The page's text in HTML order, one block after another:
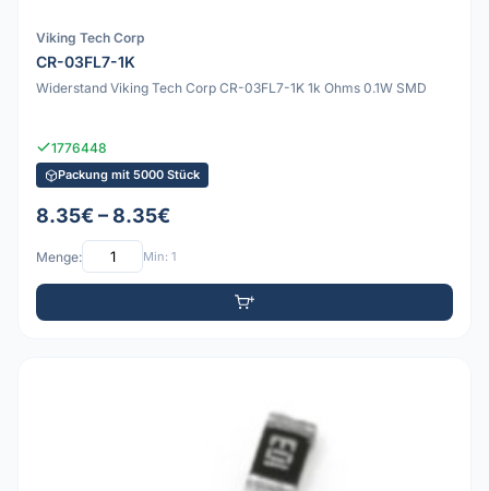
Viking Tech Corp
CR-03FL7-1K
Widerstand Viking Tech Corp CR-03FL7-1K 1k Ohms 0.1W SMD
1776448
Packung mit 5000 Stück
8.35€ – 8.35€
Menge: Min: 1